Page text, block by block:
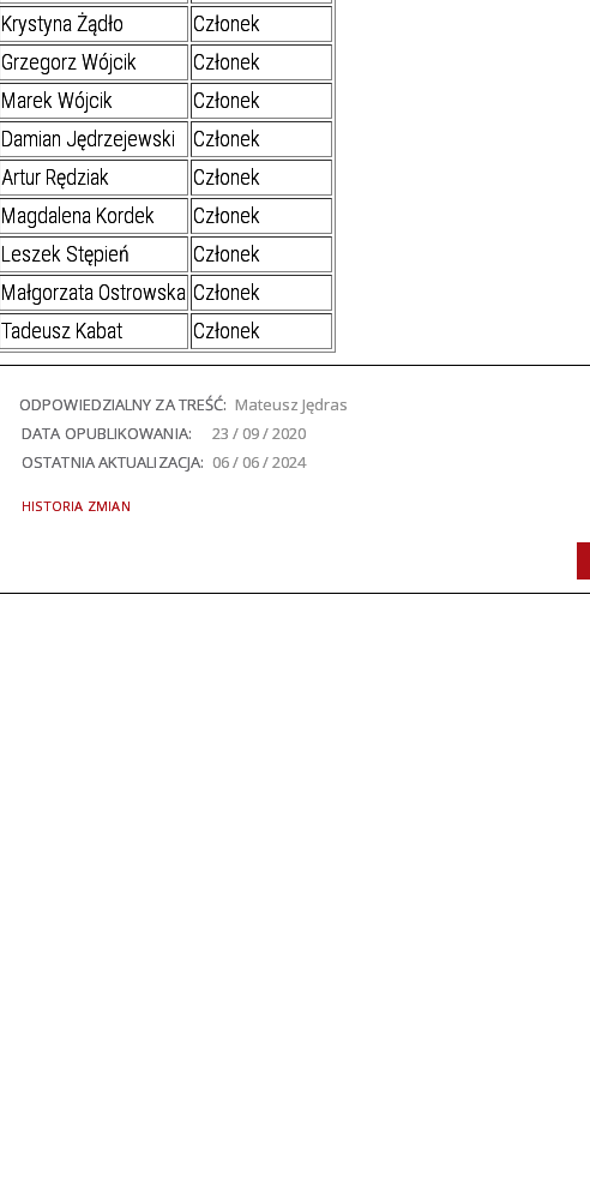
Krystyna Żądło
Członek
Grzegorz Wójcik
Członek
Marek Wójcik
Członek
Damian Jędrzejewski
Członek
Artur Rędziak
Członek
Magdalena Kordek
Członek
Leszek Stępień
Członek
Małgorzata Ostrowska Członek
Tadeusz Kabat
Członek
ODPOWIEDZIALNY ZA TREŚĆ: Mateusz Jędras
DATA OPUBLIKOWANIA:
23 / 09 / 2020
OSTATNIA AKTUALIZACJA: 06 / 06 / 2024
HISTORIA ZMIAN